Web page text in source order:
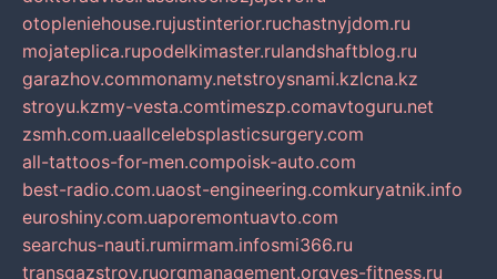
otopleniehouse.rujustinterior.ruchastnyjdom.ru
mojateplica.rupodelkimaster.rulandshaftblog.ru
garazhov.commonamy.netstroysnami.kzlcna.kz
stroyu.kzmy-vesta.comtimeszp.comavtoguru.net
zsmh.com.uaallcelebsplasticsurgery.com
all-tattoos-for-men.compoisk-auto.com
best-radio.com.uaost-engineering.comkuryatnik.info
euroshiny.com.uaporemontuavto.com
searchus-nauti.rumirmam.infosmi366.ru
transgazstroy.ruorgmanagement.orgyes-fitness.ru